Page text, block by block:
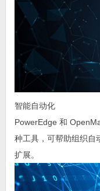
智能自动化
PowerEdge 和
种工具，可帮助组织自
扩展。